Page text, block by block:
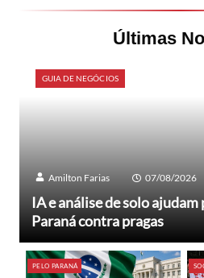
Últimas
GUIA DE NEGÓCIOS
Amilton Farias 07/08/2026
IA e análise de solo
Paraná contra pragas
PELO PARANÁ